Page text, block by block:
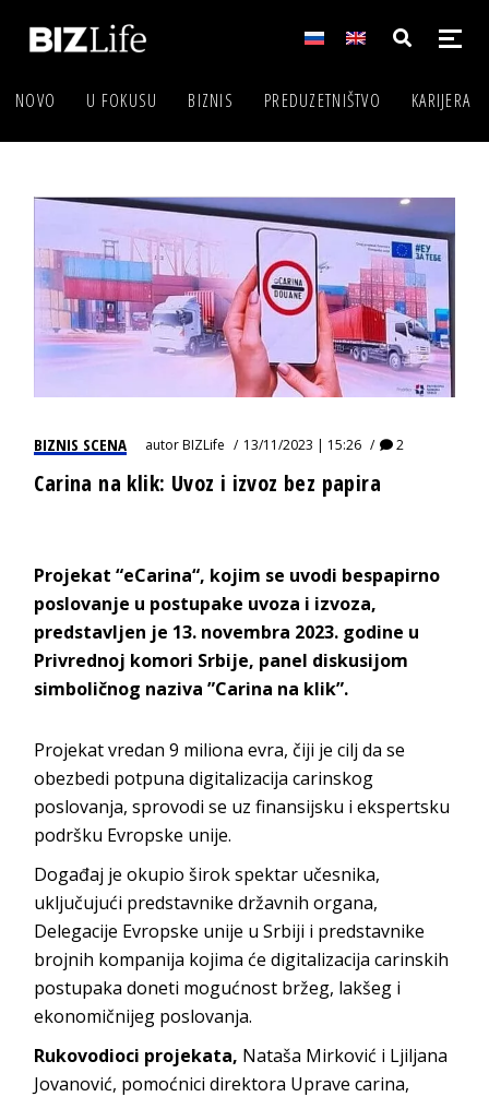
NOVO U FOKUSU BIZNIS PREDUZETNIŠTVO KARIJERA
BIZNIS SCENA autorBIZLife 13/11/2023 | 15:26 2
Carina na klik: Uvoz i izvoz bez papira
Projekat “eCarina“, kojim se uvodi bespapirno
poslovanje u postupake uvoza i izvoza,
predstavljen je 13. novembra 2023. godine u
Privrednoj komori Srbije, panel diskusijom
simboličnog naziva ”Carina na klik”.
Projekat vredan 9 miliona evra, čiji je cilj da se
obezbedi potpuna digitalizacija carinskog
poslovanja, sprovodi se uz finansijsku i ekspertsku
podršku Evropske unije.
Događaj je okupio širok spektar učesnika,
uključujući predstavnike državnih organa,
Delegacije Evropske unije u Srbiji i predstavnike
brojnih kompanija kojima će digitalizacija carinskih
postupaka doneti mogućnost bržeg, lakšeg i
ekonomičnijeg poslovanja.
Rukovodioci projekata, Nataša Mirković i Ljiljana
Jovanović, pomoćnici direktora Uprave carina,